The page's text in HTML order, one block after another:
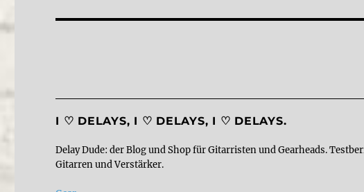
I ♡ DELAYS, I ♡ DELAYS, I ♡ DELAYS.
Delay Dude: der Blog und Shop für Gitarristen und Gearheads.
Gitarren und Verstärker.